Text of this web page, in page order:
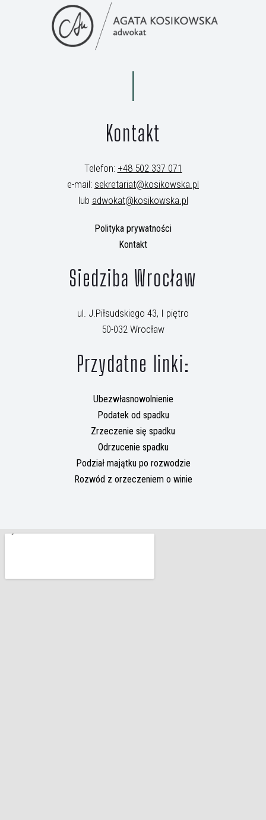
Kontakt
Telefon: +48 502 337 071
e-mail: sekretariat@kosikowska.pl
lub adwokat@kosikowska.pl
Polityka prywatności
Kontakt
Siedziba Wrocław
ul. J.Piłsudskiego 43, I piętro
50-032 Wrocław
Przydatne linki:
Ubezwłasnowolnienie
Podatek od spadku
Zrzeczenie się spadku
Odrzucenie spadku
Podział majątku po rozwodzie
Rozwód z orzeczeniem o winie